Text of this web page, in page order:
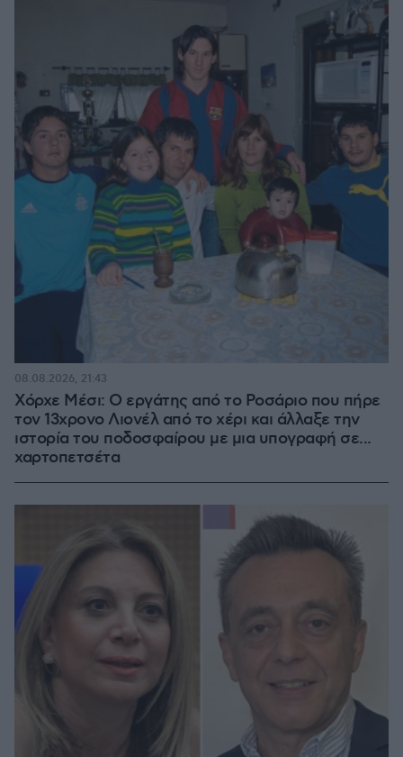
Χόρχε Μέσι: Ο εργάτης από το Ροσάριο που πήρε
τον 13χρονο Λιονέλ από το χέρι και άλλαξε την
ιστορία του ποδοσφαίρου με μια υπογραφή σε...
χαρτοπετσέτα
08.08.2026, 21:43